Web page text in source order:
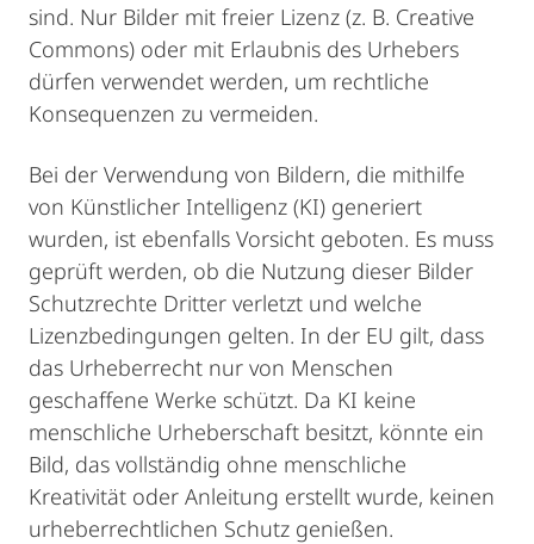
sind. Nur Bilder mit freier Lizenz (z. B. Creative
Commons) oder mit Erlaubnis des Urhebers
dürfen verwendet werden, um rechtliche
Konsequenzen zu vermeiden.
Bei der Verwendung von Bildern, die mithilfe
von Künstlicher Intelligenz (KI) generiert
wurden, ist ebenfalls Vorsicht geboten. Es muss
geprüft werden, ob die Nutzung dieser Bilder
Schutzrechte Dritter verletzt und welche
Lizenzbedingungen gelten. In der EU gilt, dass
das Urheberrecht nur von Menschen
geschaffene Werke schützt. Da KI keine
menschliche Urheberschaft besitzt, könnte ein
Bild, das vollständig ohne menschliche
Kreativität oder Anleitung erstellt wurde, keinen
urheberrechtlichen Schutz genießen.